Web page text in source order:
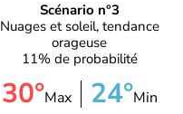
Scénario n°3
Nuages et soleil, tendance
orageuse
11% de probabilité
30°Max 24°Min